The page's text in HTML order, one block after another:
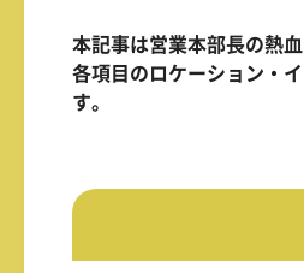
本記事は営業本部長の熱血
各項目のロケーション・
す。